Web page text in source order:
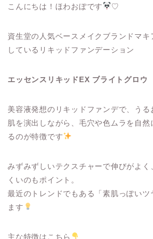
こんにちは！ほわおぽです ♡
資生堂の人気ベースメイクブランドマキ
しているリキッドファンデーション
エッセンスリキッドEX ブライトグロウ
美容液発想のリキッドファンデで、うる
肌を演出しながら、毛穴や色ムラを自
るのが特徴です
みずみずしいテクスチャーで伸びがよく
くいのもポイント。
最近のトレンドでもある「素肌っぽいツ
ます
主な特徴はこちら